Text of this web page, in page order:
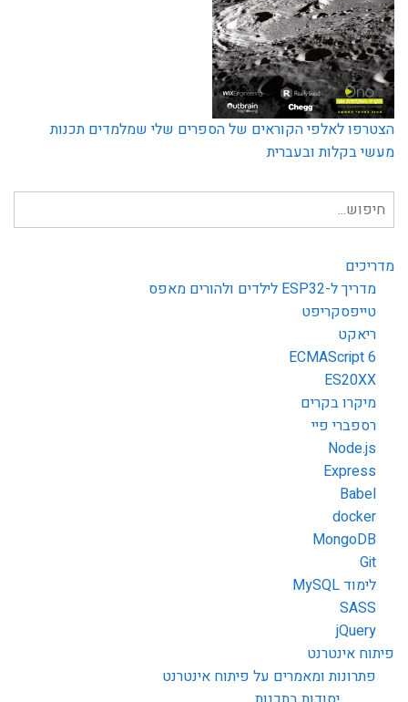
הצטרפו לאלפי הקוראים של הספרים שלי שמלמדים תכנות
מעשי בקלות ובעברית
חיפוש
עבור:
מדריכים
מדריך ל-ESP32 לילדים ולהורים מאפס
טייפסקריפט
ריאקט
ECMAScript 6
ES20XX
מיקרו בקרים
רספברי פיי
Node.js
Express
Babel
docker
MongoDB
Git
לימוד MySQL
SASS
jQuery
פיתוח אינטרנט
פתרונות ומאמרים על פיתוח אינטרנט